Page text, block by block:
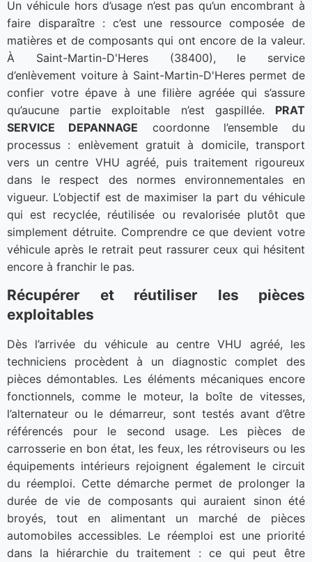
Un véhicule hors d’usage n’est pas qu’un encombrant à
faire disparaître : c’est une ressource composée de
matières et de composants qui ont encore de la valeur.
À Saint-Martin-D'Heres (38400), le service
d’enlèvement voiture à Saint-Martin-D'Heres permet de
confier votre épave à une filière agréée qui s’assure
qu’aucune partie exploitable n’est gaspillée. PRAT
SERVICE DEPANNAGE coordonne l’ensemble du
processus : enlèvement gratuit à domicile, transport
vers un centre VHU agréé, puis traitement rigoureux
dans le respect des normes environnementales en
vigueur. L’objectif est de maximiser la part du véhicule
qui est recyclée, réutilisée ou revalorisée plutôt que
simplement détruite. Comprendre ce que devient votre
véhicule après le retrait peut rassurer ceux qui hésitent
encore à franchir le pas.
Récupérer et réutiliser les pièces
exploitables
Dès l’arrivée du véhicule au centre VHU agréé, les
techniciens procèdent à un diagnostic complet des
pièces démontables. Les éléments mécaniques encore
fonctionnels, comme le moteur, la boîte de vitesses,
l’alternateur ou le démarreur, sont testés avant d’être
référencés pour le second usage. Les pièces de
carrosserie en bon état, les feux, les rétroviseurs ou les
équipements intérieurs rejoignent également le circuit
du réemploi. Cette démarche permet de prolonger la
durée de vie de composants qui auraient sinon été
broyés, tout en alimentant un marché de pièces
automobiles accessibles. Le réemploi est une priorité
dans la hiérarchie du traitement : ce qui peut être